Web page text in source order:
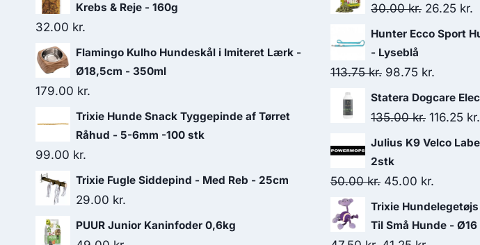
Krebs & Reje - 160g
32.00 kr.
Flamingo Kulho Hundeskål i Imiteret Lærk -
Ø18,5cm - 350ml
179.00 kr.
Trixie Hunde Snack Tyggepinde af Tørret
Råhud - 5-6mm -100 stk
99.00 kr.
Trixie Fugle Siddepind - Med Reb - 25cm
29.00 kr.
PUUR Junior Kaninfoder 0,6kg
30.00kr. Den
var:
30.00 kr..
26.25 kr.
Hunter Ecco Sport
- Lyseblå
113.75kr. Den
oprindelige
pris
113.75 kr..
98.75 kr.
aktuelle
pris
Statera Dogcare
135.00kr. Den
var:
135.00
116.25 kr.
Julius K9 Velco
2stk
50.00kr. Den
oprindelige
pris
45.00 kr.
aktuelle
pris
Trixie
Til Små Hunde -